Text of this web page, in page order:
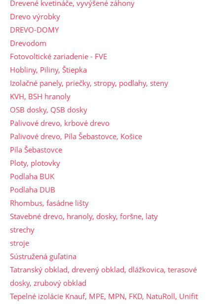
Drevené kvetináče, vyvýšené záhony
Drevo výrobky
DREVO-DOMY
Drevodom
Fotovoltické zariadenie - FVE
Hobliny, Piliny, Štiepka
Izolačné panely, priečky, stropy, podlahy, steny
KVH, BSH hranoly
OSB dosky, QSB dosky
Palivové drevo, krbové drevo
Palivové drevo, Píla Šebastovce, Košice
Píla Šebastovce
Ploty, plotovky
Podlaha BUK
Podlaha DUB
Rhombus, fasádne lišty
Stavebné drevo, hranoly, dosky, foršne, laty
strechy
stroje
Sústružená guľatina
Tatranský obklad, drevený obklad, dlážkovica, terasové
dosky, zrubový obklad
Tepelné izolácie Knauf, MPE, MPN, FKD, NatuRoll, Unifit